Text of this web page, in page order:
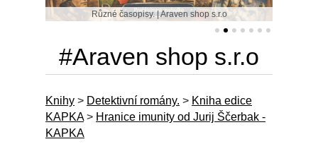
Různé časopisy. | Araven shop s.r.o
#Araven shop s.r.o
Knihy > Detektivní romány. > Kniha edice
KAPKA > Hranice imunity od Jurij Ščerbak -
KAPKA